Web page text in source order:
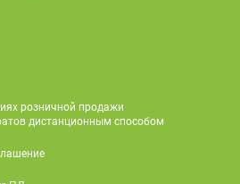
розничной продажи
дистанционным способом